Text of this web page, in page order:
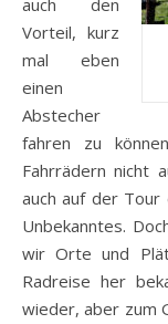
auch den
Vorteil, kurz
mal eben
einen
Abstecher
fahren zu
Fahrrädern nicht
auch auf der Tour
Unbekanntes.
wir Orte und
Radreise her
wieder, aber zum